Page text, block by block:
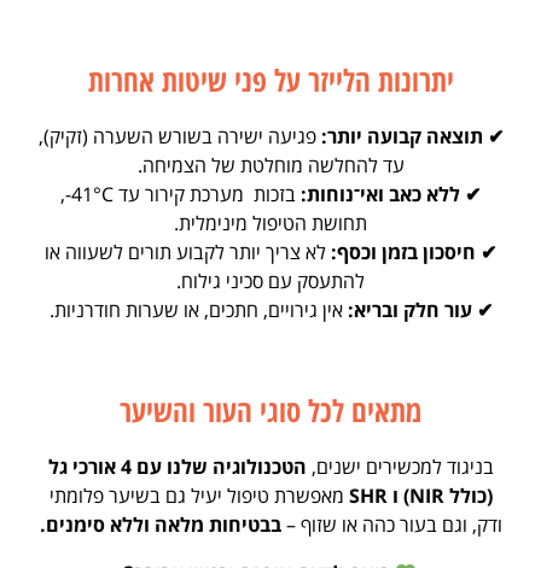
יתרונות הלייזר על פני שיטות אחרות
✔ תוצאה קבועה יותר: פגיעה ישירה בשורש השערה (זקיק),
עד להחלשה מוחלטת של הצמיחה.
✔ ללא כאב ואי־נוחות:
בזכות מערכת קירור עד ‎-41°C,
תחושת הטיפול מינימלית.
✔ חיסכון בזמן וכסף: לא צריך יותר לקבוע תורים לשעווה או
להתעסק עם סכיני גילוח.
✔ עור חלק ובריא: אין גירויים, חתכים, או שערות חודרניות.
מתאים לכל סוגי העור והשיער
בניגוד למכשירים ישנים,
הטכנולוגיה שלנו עם 4 אורכי גל
(כולל NIR) ו SHR
מאפשרת טיפול יעיל גם בשיער פלומתי
ודק, וגם בעור כהה או שזוף –בבטיחות מלאה וללא סימנים.